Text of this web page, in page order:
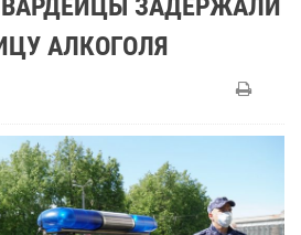
ЗАДЕРЖАЛИ
АЛКОГОЛЯ